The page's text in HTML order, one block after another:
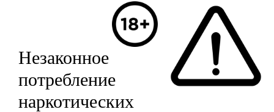
Незаконное
потребление
наркотических